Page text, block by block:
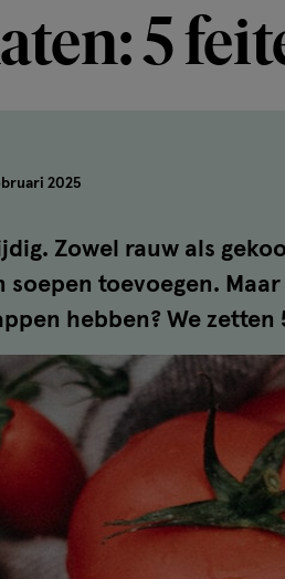
met
geavanceerde
5
2025
Zowel rauw als
soepen toevoegen.
hebben? We